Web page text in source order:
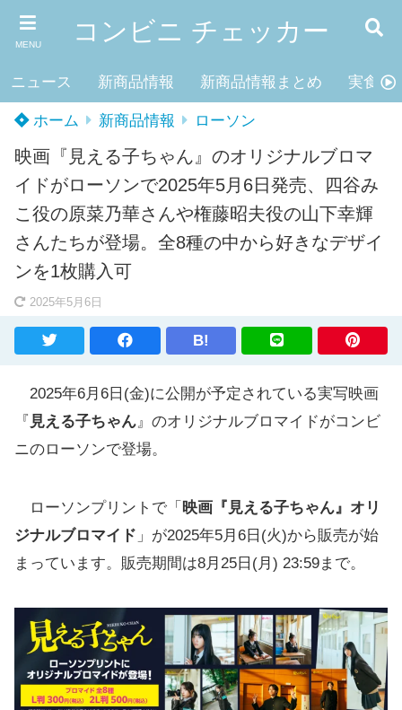
MENU コンビニ チェッカー
ニュース 新商品情報 新商品情報まとめ 実食レ
ホーム 新商品情報 ローソン
映画『見える子ちゃん』のオリジナルブロマ
イドがローソンで2025年5月6日発売、四谷み
こ役の原菜乃華さんや権藤昭夫役の山下幸輝
さんたちが登場。全8種の中から好きなデザイ
ンを1枚購入可
2025年5月6日
B!
2025年6月6日(金)に公開が予定されている実写映画
『 見える子ちゃん』のオリジナルブロマイドがコンビ
ニのローソンで登場。
ローソンプリントで「 映画『見える子ちゃん』オリ
ジナルブロマイド 」が2025年5月6日(火)から販売が始
まっています。販売期間は8月25日(月) 23:59まで。